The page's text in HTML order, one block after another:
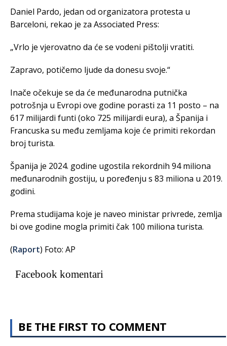
Daniel Pardo, jedan od organizatora protesta u
Barceloni, rekao je za Associated Press:
„Vrlo je vjerovatno da će se vodeni pištolji vratiti.
Zapravo, potičemo ljude da donesu svoje.“
Inače očekuje se da će međunarodna putnička
potrošnja u Evropi ove godine porasti za 11 posto – na
617 milijardi funti (oko 725 milijardi eura), a Španija i
Francuska su među zemljama koje će primiti rekordan
broj turista.
Španija je 2024. godine ugostila rekordnih 94 miliona
međunarodnih gostiju, u poređenju s 83 miliona u 2019.
godini.
Prema studijama koje je naveo ministar privrede, zemlja
bi ove godine mogla primiti čak 100 miliona turista.
(Raport) Foto: AP
Facebook komentari
BE THE FIRST TO COMMENT